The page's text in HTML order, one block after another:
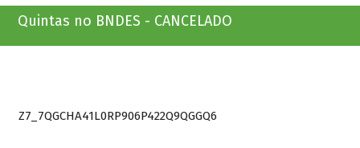
Quintas no BNDES - CANCELADO
Z7_7QGCHA41L0RP906P422Q9QGGQ6